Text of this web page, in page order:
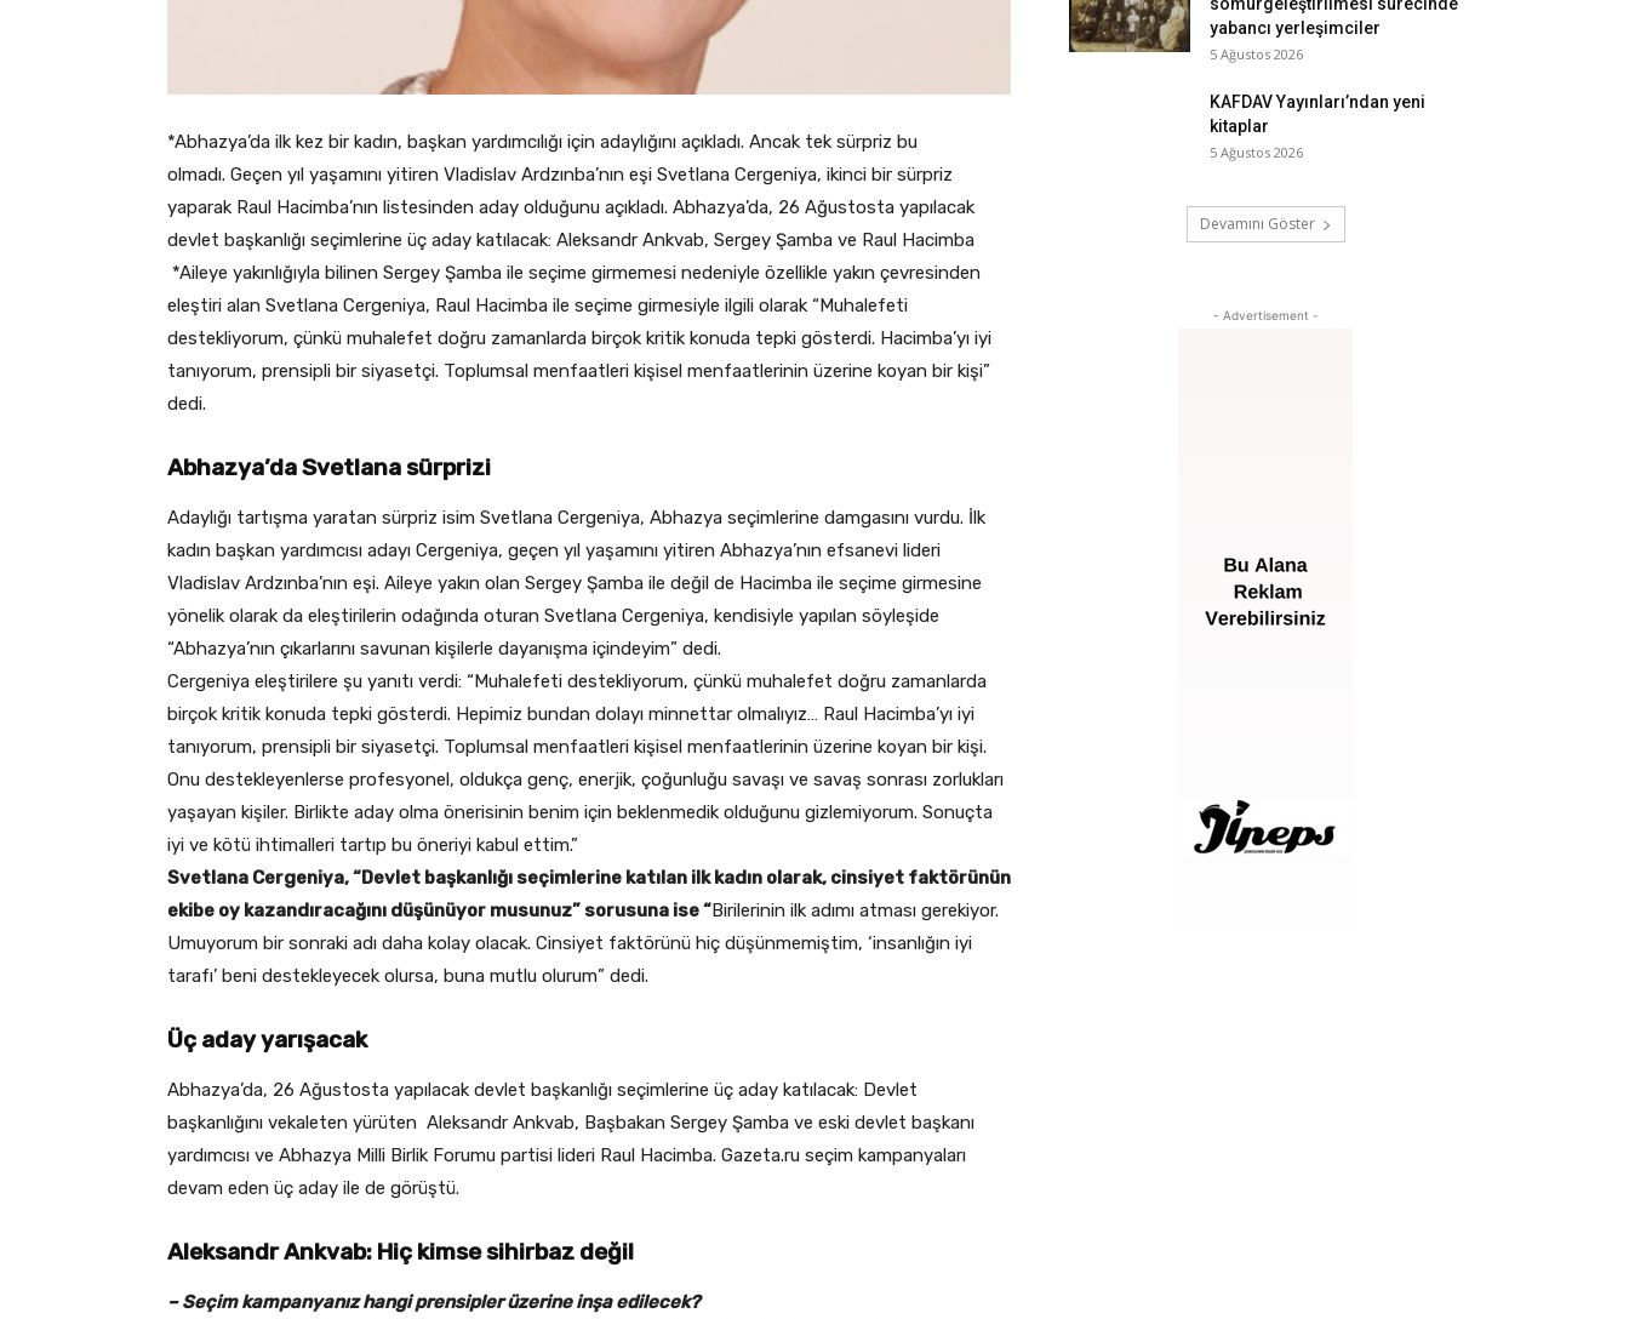
*Abhazya’da ilk kez bir kadın, başkan yardımcılığı için adaylığını açıkladı. Ancak tek sürpriz bu
olmadı. Geçen yıl yaşamını yitiren Vladislav Ardzınba’nın eşi Svetlana Cergeniya, ikinci bir sürpriz
yaparak Raul Hacimba’nın listesinden aday olduğunu açıkladı. Abhazya’da, 26 Ağustosta yapılacak
devlet başkanlığı seçimlerine üç aday katılacak: Aleksandr Ankvab, Sergey Şamba ve Raul Hacimba
*Aileye yakınlığıyla bilinen Sergey Şamba ile seçime girmemesi nedeniyle özellikle yakın çevresinden
eleştiri alan Svetlana Cergeniya, Raul Hacimba ile seçime girmesiyle ilgili olarak “Muhalefeti
destekliyorum, çünkü muhalefet doğru zamanlarda birçok kritik konuda tepki gösterdi. Hacimba’yı iyi
tanıyorum, prensipli bir siyasetçi. Toplumsal menfaatleri kişisel menfaatlerinin üzerine koyan bir kişi”
dedi.
Abhazya’da Svetlana sürprizi
Adaylığı tartışma yaratan sürpriz isim Svetlana Cergeniya, Abhazya seçimlerine damgasını vurdu. İlk
kadın başkan yardımcısı adayı Cergeniya, geçen yıl yaşamını yitiren Abhazya’nın efsanevi lideri
Vladislav Ardzınba’nın eşi. Aileye yakın olan Sergey Şamba ile değil de Hacimba ile seçime girmesine
yönelik olarak da eleştirilerin odağında oturan Svetlana Cergeniya, kendisiyle yapılan söyleşide
“Abhazya’nın çıkarlarını savunan kişilerle dayanışma içindeyim” dedi.
Cergeniya eleştirilere şu yanıtı verdi: “Muhalefeti destekliyorum, çünkü muhalefet doğru zamanlarda
birçok kritik konuda tepki gösterdi. Hepimiz bundan dolayı minnettar olmalıyız… Raul Hacimba’yı iyi
tanıyorum, prensipli bir siyasetçi. Toplumsal menfaatleri kişisel menfaatlerinin üzerine koyan bir kişi.
Onu destekleyenlerse profesyonel, oldukça genç, enerjik, çoğunluğu savaşı ve savaş sonrası zorlukları
yaşayan kişiler. Birlikte aday olma önerisinin benim için beklenmedik olduğunu gizlemiyorum. Sonuçta
iyi ve kötü ihtimalleri tartıp bu öneriyi kabul ettim.”
Svetlana Cergeniya, “Devlet başkanlığı seçimlerine katılan ilk kadın olarak, cinsiyet faktörünün
ekibe oy kazandıracağını düşünüyor musunuz” sorusuna ise “Birilerinin ilk adımı atması gerekiyor.
Umuyorum bir sonraki adı daha kolay olacak. Cinsiyet faktörünü hiç düşünmemiştim, ‘insanlığın iyi
tarafı’ beni destekleyecek olursa, buna mutlu olurum” dedi.
Üç aday yarışacak
Abhazya’da, 26 Ağustosta yapılacak devlet başkanlığı seçimlerine üç aday katılacak: Devlet
başkanlığını vekaleten yürüten Aleksandr Ankvab, Başbakan Sergey Şamba ve eski devlet başkanı
yardımcısı ve Abhazya Milli Birlik Forumu partisi lideri Raul Hacimba. Gazeta.ru seçim kampanyaları
devam eden üç aday ile de görüştü.
Aleksandr Ankvab: Hiç kimse sihirbaz değil
– Seçim kampanyanız hangi prensipler üzerine inşa edilecek?
yabancı yerleşimciler
5 Ağustos 2026
KAFDAV Yayınları’ndan yeni
kitaplar
5 Ağustos 2026
Devamını Göster
- Advertisement -